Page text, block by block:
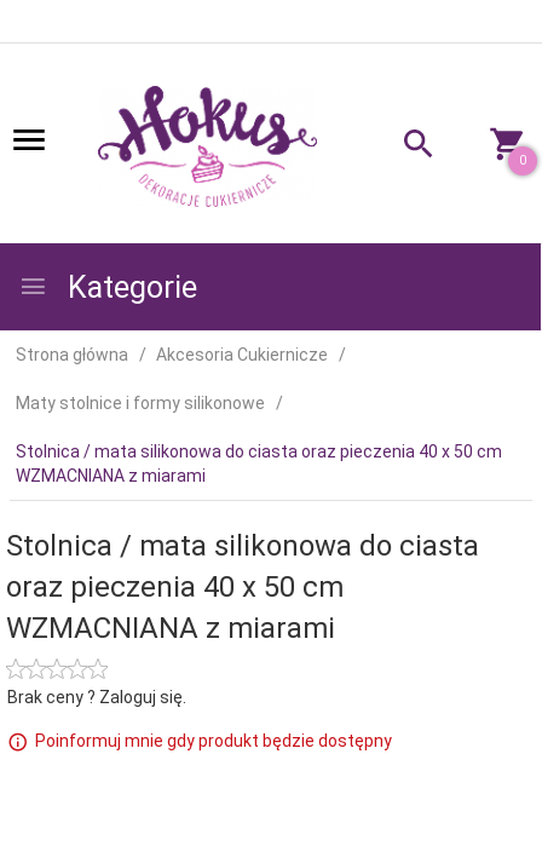
0
Kategorie
Strona główna Akcesoria Cukiernicze
Maty stolnice i formy silikonowe
Stolnica / mata silikonowa do ciasta oraz pieczenia 40 x 50 cm
WZMACNIANA z miarami
Stolnica / mata silikonowa do ciasta
oraz pieczenia 40 x 50 cm
WZMACNIANA z miarami
Brak ceny ? Zaloguj się.
Poinformuj mnie gdy produkt będzie dostępny